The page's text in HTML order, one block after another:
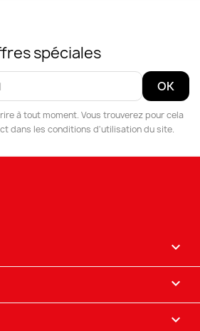
spéciales
à tout moment. Vous trouverez pour cela
dans les conditions d'utilisation du site.


